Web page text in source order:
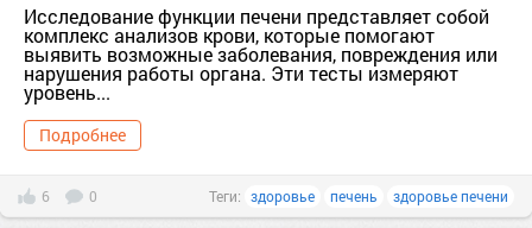
Исследование функции печени представляет собой
комплекс анализов крови, которые помогают
выявить возможные заболевания, повреждения или
нарушения работы органа. Эти тесты измеряют
уровень...
Подробнее
6 0 Теги: здоровье печень здоровье печени